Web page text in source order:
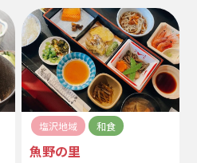
塩沢地域 和食
魚野の里